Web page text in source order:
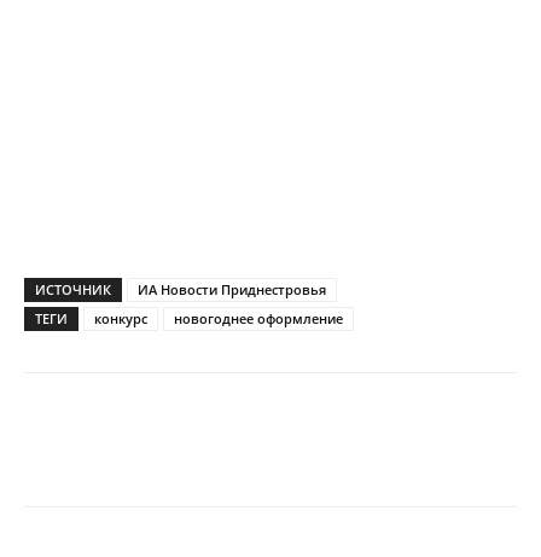
ИСТОЧНИК
ИА Новости Приднестровья
ТЕГИ
конкурс новогоднее оформление